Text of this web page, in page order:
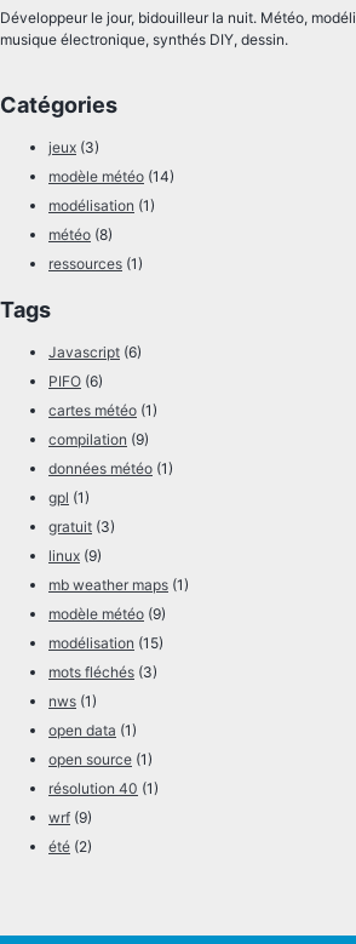
Développeur le jour, bidouilleur la nuit. Météo,
musique électronique, synthés DIY, dessin.
Catégories
jeux (3)
modèle météo (14)
modélisation (1)
météo (8)
ressources (1)
Tags
Javascript (6)
PIFO (6)
cartes météo (1)
compilation (9)
données météo (1)
gpl (1)
gratuit (3)
linux (9)
mb weather maps (1)
modèle météo (9)
modélisation (15)
mots fléchés (3)
nws (1)
open data (1)
open source (1)
résolution 40 (1)
wrf (9)
été (2)